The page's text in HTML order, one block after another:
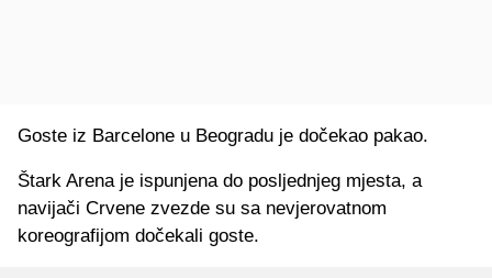
Goste iz Barcelone u Beogradu je dočekao pakao.
Štark Arena je ispunjena do posljednjeg mjesta, a
navijači Crvene zvezde su sa nevjerovatnom
koreografijom dočekali goste.